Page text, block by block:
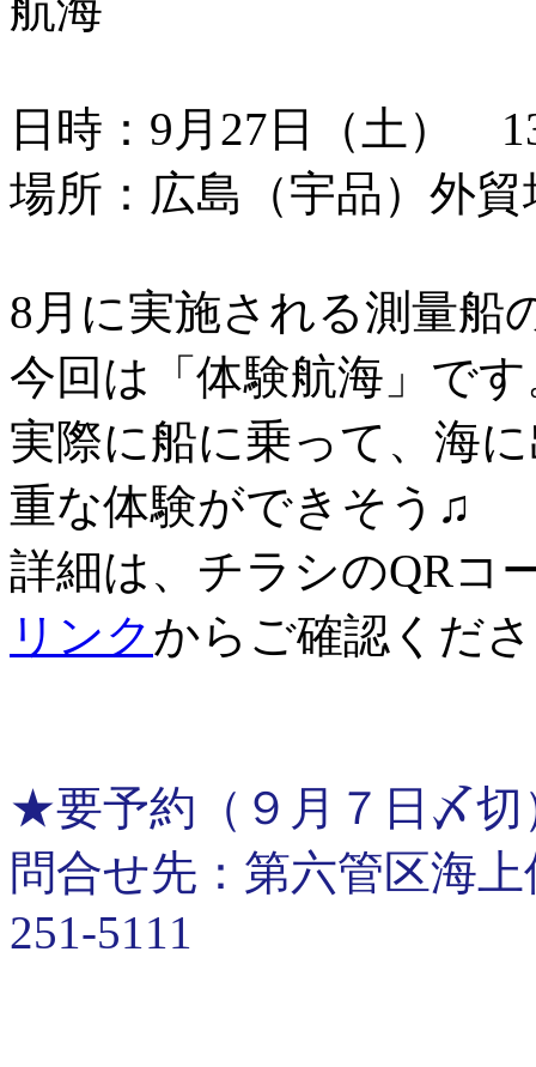
航海
日時：9月27日（土）
場所：広島（宇品）外
8月に実施される測量船
今回は「体験航海」で
実際に船に乗って、海
重な体験ができそう♫
詳細は、チラシのQRコ
リンクからご確認くだ
★要予約（９月７日〆切
問合せ先：第六管区海
251-5111